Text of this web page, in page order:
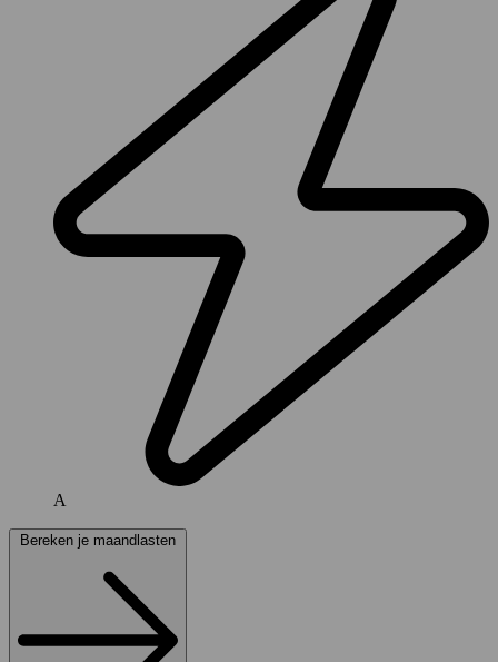
A
Bereken je maandlasten